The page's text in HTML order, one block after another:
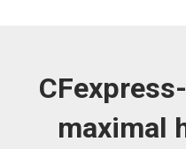
maximal